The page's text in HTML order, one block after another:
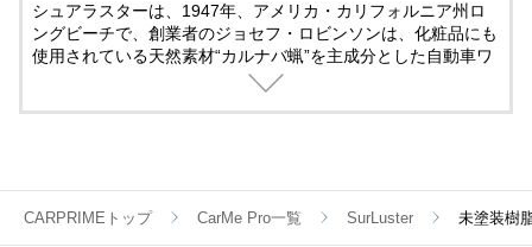
シュアラスターは、1947年、アメリカ・カリフォルニア州ロ
ングビーチで、創業者のジョセフ・ロビンソンは、化粧品にも
使用されている天然素材“カルナバ蝋”を主成分とした自動車ワ
ックスの製造を始めた。49年には「シュアラスター」の名で本
クスに選ばれ、シュアラスターは世界で最も高級なカーワック
スと認められることになった。日本で販売が開始されたのは、
CARPRIMEトップ CarMe Pro一覧 SurLuster 未塗装樹